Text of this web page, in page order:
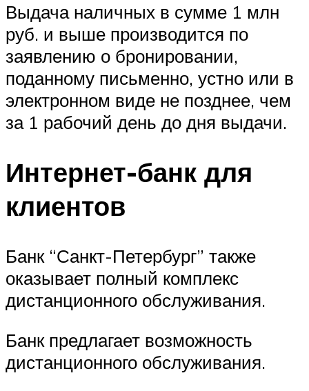
Выдача наличных в сумме 1 млн
руб. и выше производится по
заявлению о бронировании,
поданному письменно, устно или в
электронном виде не позднее, чем
за 1 рабочий день до дня выдачи.
Интернет-банк для
клиентов
Банк “Санкт-Петербург” также
оказывает полный комплекс
дистанционного обслуживания.
Банк предлагает возможность
дистанционного обслуживания.